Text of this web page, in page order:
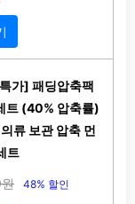
가] 패딩압축팩
트 (40% 압축률)
류 보관 압축 먼
트
48% 할인